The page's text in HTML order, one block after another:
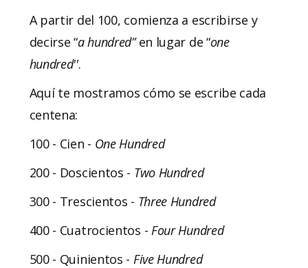
A partir del 100, comienza a escribirse y
decirse “a hundred”en lugar de “one
hundred''.
Aquí te mostramos cómo se escribe cada
centena:
100 - Cien - One Hundred
200 - Doscientos - Two Hundred
300 - Trescientos - Three Hundred
400 - Cuatrocientos - Four Hundred
500 - Quinientos - Five Hundred